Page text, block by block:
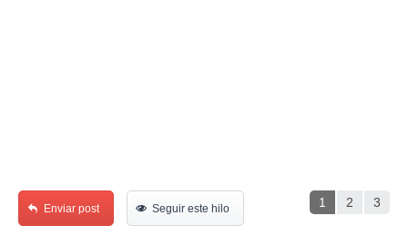
1 2 3
Enviar post Seguir este hilo